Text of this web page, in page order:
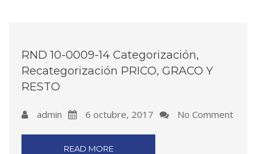
RND 10-0009-14 Categorización,
Recategorización PRICO, GRACO Y
RESTO
admin 6 octubre, 2017 No Comment
READ MORE